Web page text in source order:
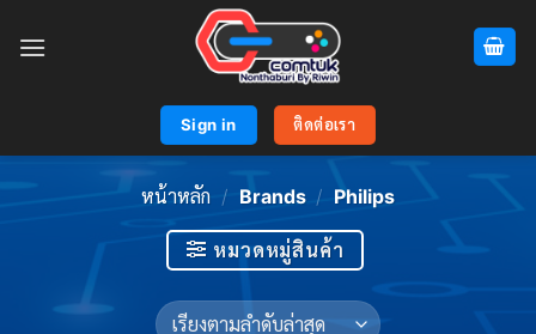
Sign in ติดต่อเรา
หน้าหลัก / Brands / Philips
หมวดหมู่สินค้า